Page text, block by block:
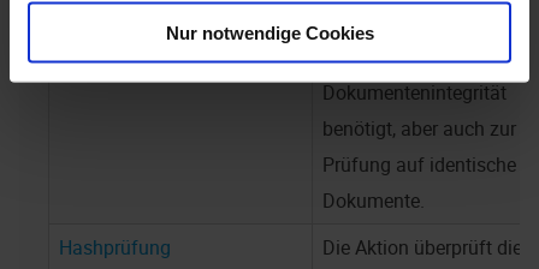
Nur notwendige CookiesHashwerte werden zur
Sicherung der
Dokumentenintegrität
benötigt, aber auch zur
Prüfung auf identische
Dokumente.
Hashprüfung
Die Aktion überprüft die